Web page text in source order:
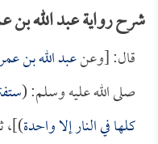
شرح رواية عبد الله بن
قال: [وعنعبد الله بن
صلى الله عليه وسلم: (
كلها في النار إلا واحدة)]،